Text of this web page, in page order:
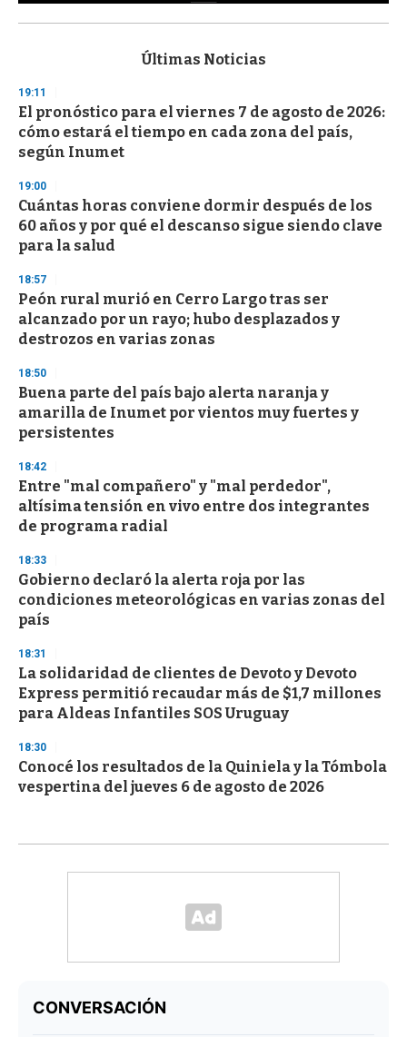
s
d
s
o
f
3
s
e
c
o
n
d
Últimas Noticias
19:11
El pronóstico para el viernes 7 de agosto de 2026:
cómo estará el tiempo en cada zona del país,
según Inumet
19:00
Cuántas horas conviene dormir después de los
60 años y por qué el descanso sigue siendo clave
para la salud
18:57
Peón rural murió en Cerro Largo tras ser
alcanzado por un rayo; hubo desplazados y
destrozos en varias zonas
18:50
Buena parte del país bajo alerta naranja y
amarilla de Inumet por vientos muy fuertes y
persistentes
18:42
Entre "mal compañero" y "mal perdedor",
altísima tensión en vivo entre dos integrantes
de programa radial
18:33
Gobierno declaró la alerta roja por las
condiciones meteorológicas en varias zonas del
país
18:31
La solidaridad de clientes de Devoto y Devoto
Express permitió recaudar más de $1,7 millones
para Aldeas Infantiles SOS Uruguay
18:30
Conocé los resultados de la Quiniela y la Tómbola
vespertina del jueves 6 de agosto de 2026